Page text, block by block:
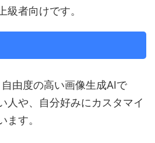
級者向けです。
由度の高い画像生成AIで
人や、自分好みにカスタマイ
ます。